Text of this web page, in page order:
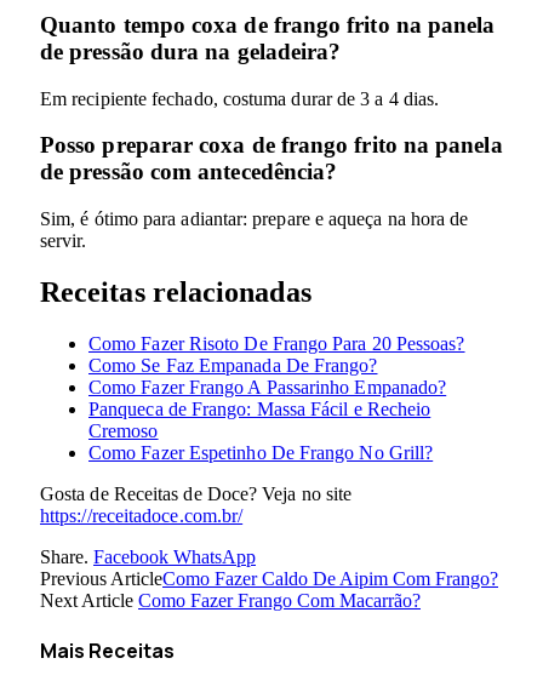
Quanto tempo coxa de frango frito na panela
de pressão dura na geladeira?
Em recipiente fechado, costuma durar de 3 a 4 dias.
Posso preparar coxa de frango frito na panela
de pressão com antecedência?
Sim, é ótimo para adiantar: prepare e aqueça na hora de
servir.
Receitas relacionadas
Como Fazer Risoto De Frango Para 20 Pessoas?
Como Se Faz Empanada De Frango?
Como Fazer Frango A Passarinho Empanado?
Panqueca de Frango: Massa Fácil e Recheio
Cremoso
Como Fazer Espetinho De Frango No Grill?
Gosta de Receitas de Doce? Veja no site
https://receitadoce.com.br/
Share. Facebook WhatsApp
Previous ArticleComo Fazer Caldo De Aipim Com Frango?
Next Article Como Fazer Frango Com Macarrão?
Mais Receitas